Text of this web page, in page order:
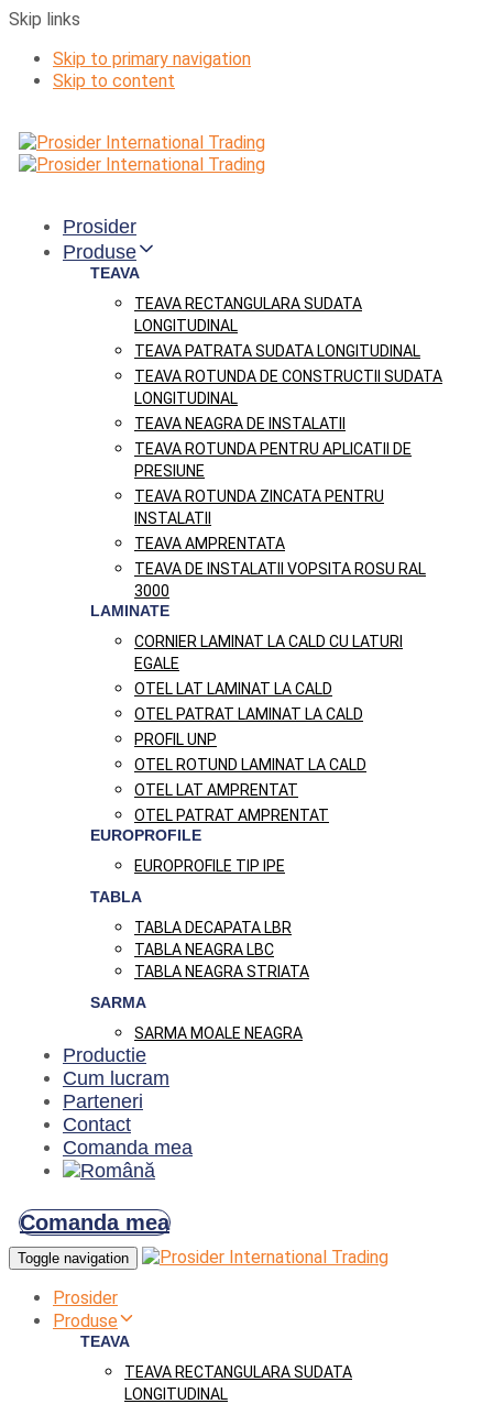
Skip links
Skip to primary navigation
Skip to content
Prosider
Produse
TEAVA
TEAVA RECTANGULARA SUDATA
LONGITUDINAL
TEAVA PATRATA SUDATA LONGITUDINAL
TEAVA ROTUNDA DE CONSTRUCTII SUDATA
LONGITUDINAL
TEAVA NEAGRA DE INSTALATII
TEAVA ROTUNDA PENTRU APLICATII DE
PRESIUNE
TEAVA ROTUNDA ZINCATA PENTRU
INSTALATII
TEAVA AMPRENTATA
TEAVA DE INSTALATII VOPSITA ROSU RAL
3000
LAMINATE
CORNIER LAMINAT LA CALD CU LATURI
EGALE
OTEL LAT LAMINAT LA CALD
OTEL PATRAT LAMINAT LA CALD
PROFIL UNP
OTEL ROTUND LAMINAT LA CALD
OTEL LAT AMPRENTAT
OTEL PATRAT AMPRENTAT
EUROPROFILE
EUROPROFILE TIP IPE
TABLA
TABLA DECAPATA LBR
TABLA NEAGRA LBC
TABLA NEAGRA STRIATA
SARMA
SARMA MOALE NEAGRA
Productie
Cum lucram
Parteneri
Contact
Comanda mea
Comanda mea
Toggle navigation
Prosider
Produse
TEAVA
TEAVA RECTANGULARA SUDATA
LONGITUDINAL